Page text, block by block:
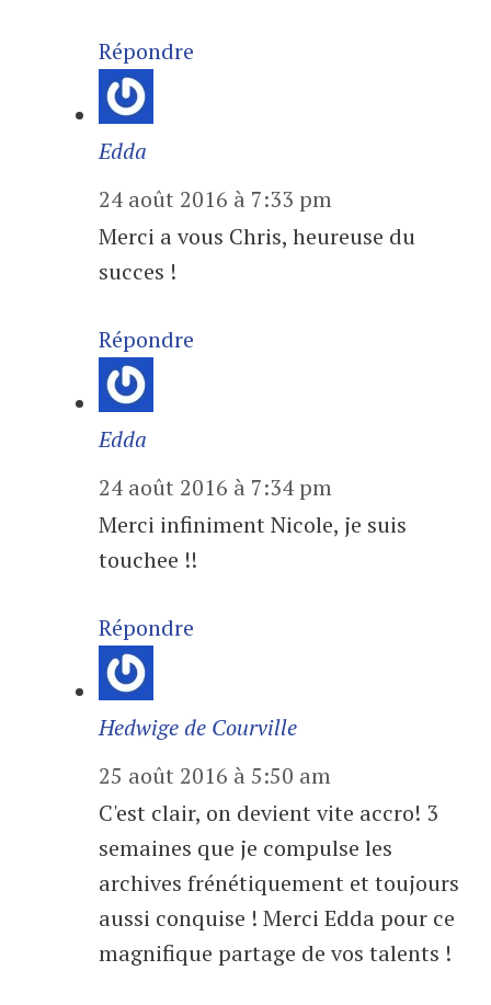
Répondre
Edda
24 août 2016 à 7:33 pm
Merci a vous Chris, heureuse du
succes !
Répondre
Edda
24 août 2016 à 7:34 pm
Merci infiniment Nicole, je suis
touchee !!
Répondre
Hedwige de Courville
25 août 2016 à 5:50 am
C'est clair, on devient vite accro! 3
semaines que je compulse les
archives frénétiquement et toujours
aussi conquise ! Merci Edda pour ce
magnifique partage de vos talents !